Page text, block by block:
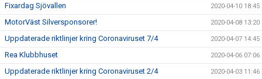
Fixardag Sjövallen 2020-04-10 18:45
MotorVäst Silversponsorer! 2020-04-08 13:20
Uppdaterade riktlinjer kring Coronaviruset 7/4 2020-04-07 14:45
Rea Klubbhuset 2020-04-06 07:06
Uppdaterade riktlinjer kring Coronaviruset 2/4 2020-04-03 11:46